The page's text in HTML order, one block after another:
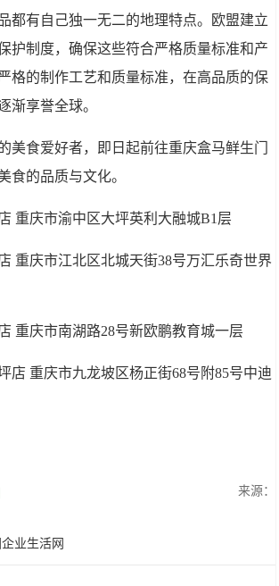
都有自己独一无二的地理特点。欧盟建立
护制度，确保这些符合严格质量标准和产
格的制作工艺和质量标准，在高品质的保
渐享誉全球。
食爱好者，即日起前往重庆盒马鲜生门
食的品质与文化。
庆市渝中区大坪英利大融城B1层
庆市江北区北城天街38号万汇乐奇世界
庆市南湖路28号新欧鹏教育城一层
重庆市九龙坡区杨正街68号附85号中迪
来源：
业生活网